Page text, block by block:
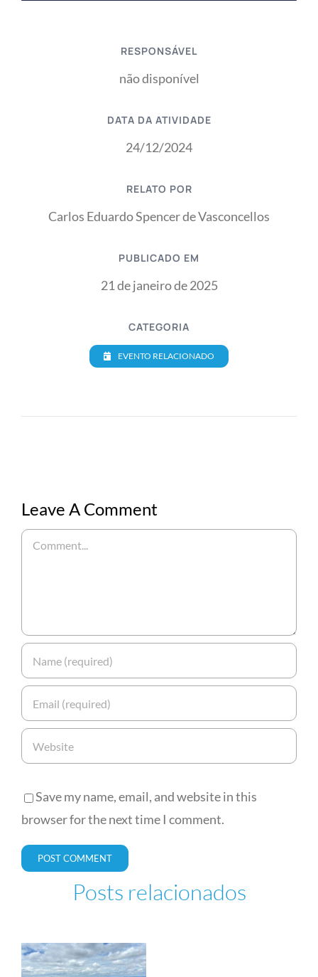
RESPONSÁVEL
não disponível
DATA DA ATIVIDADE
24/12/2024
RELATO POR
Carlos Eduardo Spencer de Vasconcellos
PUBLICADO EM
21 de janeiro de 2025
CATEGORIA
EVENTO RELACIONADO
Leave A Comment
Comment
Save my name, email, and website in this
browser for the next time I comment.
Posts relacionados